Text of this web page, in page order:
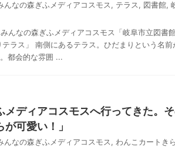
んなの森ぎふメディアコスモス, テラス, 図書館,
んなの森ぎふメディアコスモス「岐阜市立図書
ラス」 南側にあるテラス。ひだまりという名前
都会的な雰囲 ...
メディアコスモスへ行ってきた。
可愛い！」
んなの森ぎふメディアコスモス, わんこカートき